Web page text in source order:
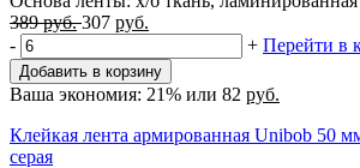
389руб. 307 руб.
-
+ Перейти в
Добавить в корзину
Ваша экономия: 21% или 82 руб.
Клейкая лента армированная Unibob 50
серая